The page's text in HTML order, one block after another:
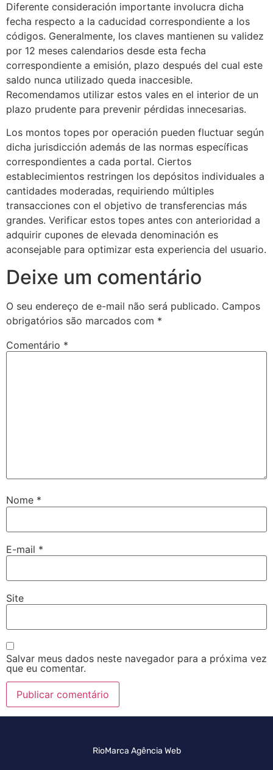
Diferente consideración importante involucra dicha
fecha respecto a la caducidad correspondiente a los
códigos. Generalmente, los claves mantienen su validez
por 12 meses calendarios desde esta fecha
correspondiente a emisión, plazo después del cual este
saldo nunca utilizado queda inaccesible.
Recomendamos utilizar estos vales en el interior de un
plazo prudente para prevenir pérdidas innecesarias.
Los montos topes por operación pueden fluctuar según
dicha jurisdicción además de las normas específicas
correspondientes a cada portal. Ciertos
establecimientos restringen los depósitos individuales a
cantidades moderadas, requiriendo múltiples
transacciones con el objetivo de transferencias más
grandes. Verificar estos topes antes con anterioridad a
adquirir cupones de elevada denominación es
aconsejable para optimizar esta experiencia del usuario.
Deixe um comentário
O seu endereço de e-mail não será publicado. Campos
obrigatórios são marcados com *
Comentário *
Nome *
E-mail *
Site
Salvar meus dados neste navegador para a próxima vez
que eu comentar.
RioMarca Agência Web